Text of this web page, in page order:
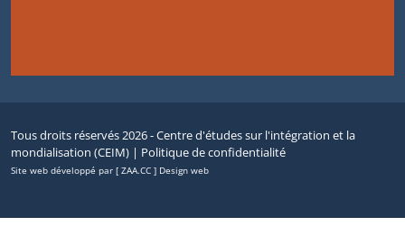
Tous droits réservés 2026 - Centre d'études sur l'intégration et la
mondialisation (CEIM) | Politique de confidentialité
Site web développé par [ ZAA.CC ] Design web